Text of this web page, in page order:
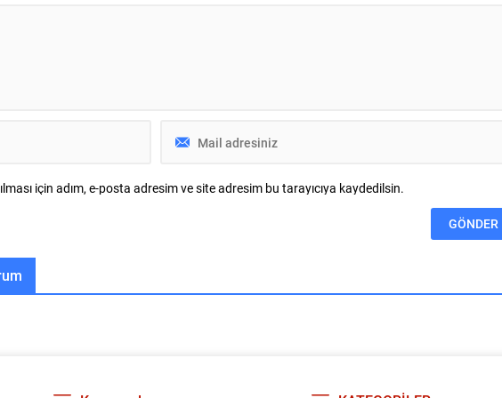
için adım, e-posta adresim ve site adresim bu tarayıcıya kaydedilsin.